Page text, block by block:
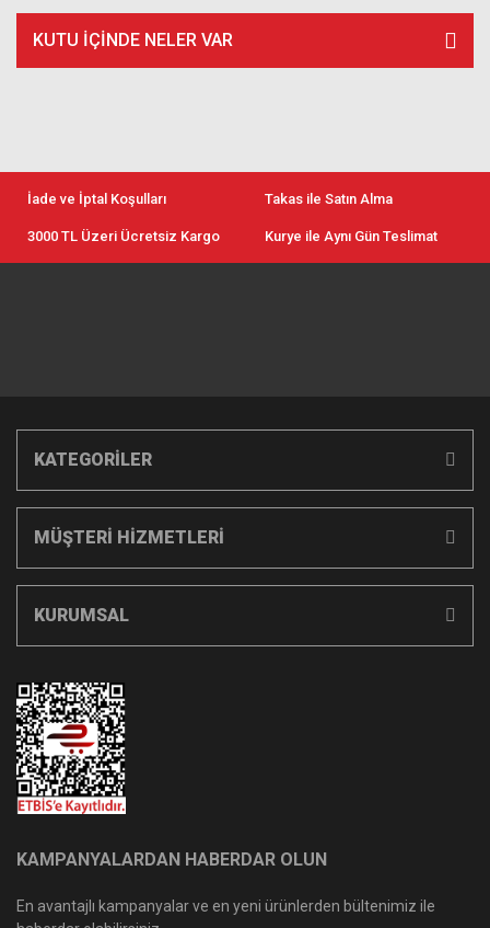
KUTU İÇİNDE NELER VAR
İade ve İptal Koşulları Takas ile Satın Alma
3000 TL Üzeri Ücretsiz Kargo Kurye ile Aynı Gün Teslimat
KATEGORİLER
MÜŞTERİ HİZMETLERİ
KURUMSAL
KAMPANYALARDAN HABERDAR OLUN
En avantajlı kampanyalar ve en yeni ürünlerden bültenimiz ile